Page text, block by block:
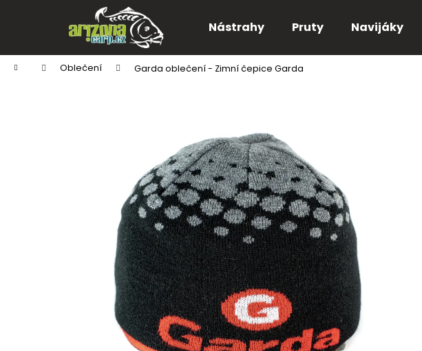
Nástrahy Pruty Navijáky
Domů Oblečení Garda oblečení - Zimní čepice Garda
í
Zpět
do
obchodu
Zpět
do
obchodu
V1 CARP - AMUR
OLOVĚNÉ KRMÍTKO S
DELPHIN EAZYSIX
44 Kč